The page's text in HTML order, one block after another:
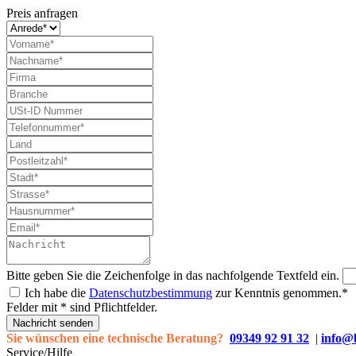
Preis anfragen
Bitte geben Sie die Zeichenfolge in das nachfolgende Textfeld ein.
Ich habe die Datenschutzbestimmung zur Kenntnis genommen.*
Felder mit * sind Pflichtfelder.
Nachricht senden
Sie wünschen eine technische Beratung? 09349 92 91 32 |
Service/Hilfe